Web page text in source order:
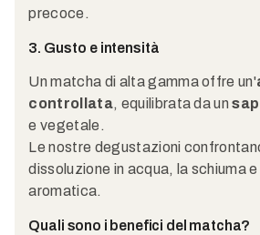
precoce.
3. Gusto e intensità
Un matcha di alta gamma offre un'
controllata, equilibrata da un
e vegetale.
Le nostre degustazioni
dissoluzione in acqua, la schiuma
aromatica.
Quali sono i benefici del matcha?